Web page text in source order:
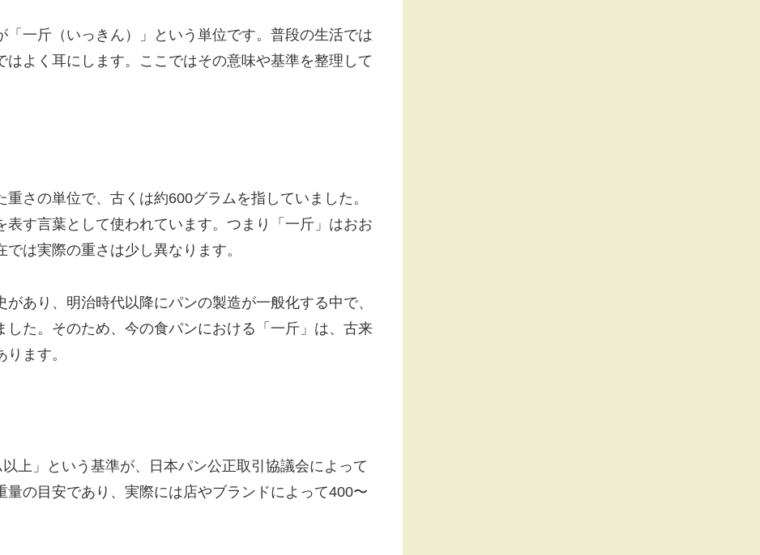
「一斤（いっきん）」という単位です。普段の生活では
よく耳にします。ここではその意味や基準を整理して
さの単位で、古くは約600グラムを指していました。
す言葉として使われています。つまり「一斤」はおお
は実際の重さは少し異なります。
あり、明治時代以降にパンの製造が一般化する中で、
した。そのため、今の食パンにおける「一斤」は、古来
ます。
上」という基準が、日本パン公正取引協議会によって
の目安であり、実際には店やブランドによって400〜